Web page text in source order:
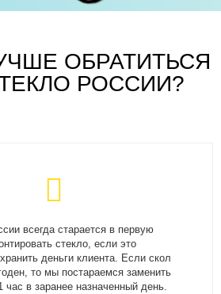
ОБРАТИТЬСЯ
РОССИИ?
всегда старается в первую
стекло, если это
деньги клиента. Если скол
то мы постараемся заменить
час в заранее назначенный день.